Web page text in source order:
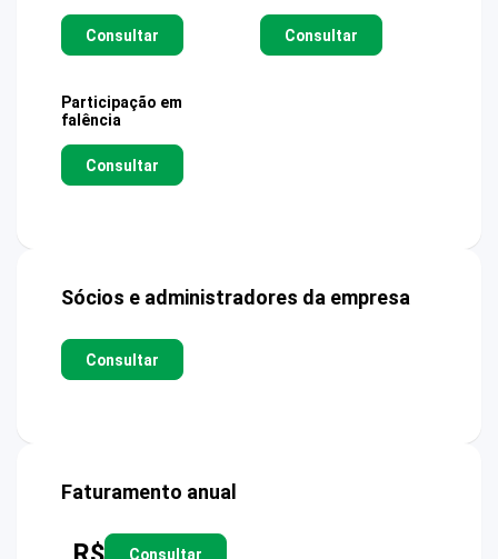
Consultar Consultar
Participação em
falência
Consultar
Sócios e administradores da empresa
Consultar
Faturamento anual
Consultar